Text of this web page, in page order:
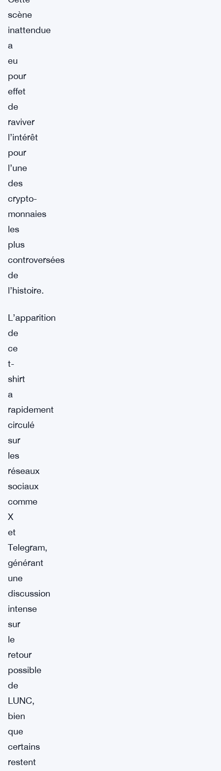
scène
inattendue
a
eu
pour
effet
de
raviver
l’intérêt
pour
l’une
des
crypto-
monnaies
les
plus
controversées
de
l’histoire.
L’apparition
de
ce
t-
shirt
a
rapidement
circulé
sur
les
réseaux
sociaux
comme
X
et
Telegram,
générant
une
discussion
intense
sur
le
retour
possible
de
LUNC,
bien
que
certains
restent